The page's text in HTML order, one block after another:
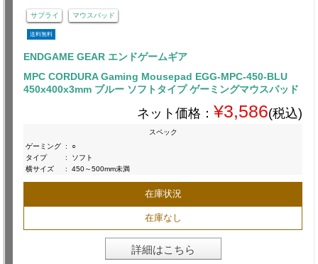
サプライ マウスパッド
送料無料
ENDGAME GEAR エンドゲームギア
MPC CORDURA Gaming Mousepad EGG-MPC-450-BLU
450x400x3mm ブルー ソフトタイプ ゲーミングマウスパッド
ネット価格： ¥3,586(税込)
スペック
ゲーミング :
○
タイプ
:
ソフト
横サイズ
: 450～500mm未満
在庫状況
在庫なし
詳細はこちら